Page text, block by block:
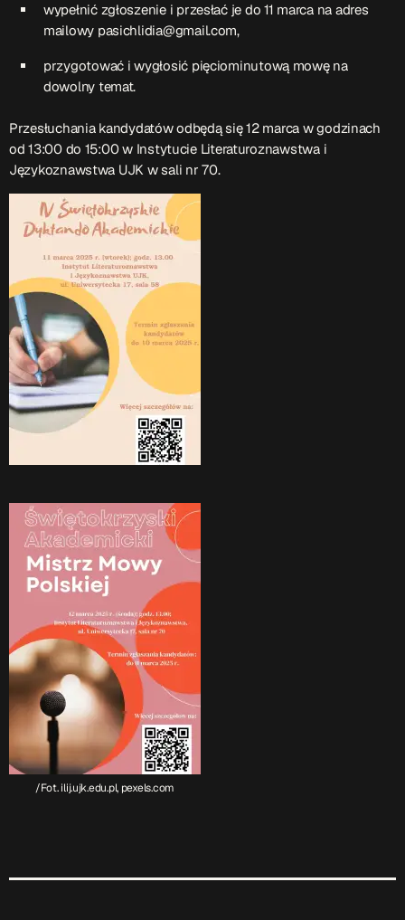
TOP CHART
wypełnić zgłoszenie i przesłać je do 11 marca na adres
mailowy pasichlidia@gmail.com,
przygotować i wygłosić pięciominutową mowę na
dowolny temat.
Przesłuchania kandydatów odbędą się 12 marca w godzinach
od 13:00 do 15:00 w Instytucie Literaturoznawstwa i
Językoznawstwa UJK w sali nr 70.
/Fot. ilij.ujk.edu.pl, pexels.com